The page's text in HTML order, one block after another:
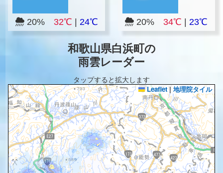
20% 32℃ 24℃ 20%34℃ |23℃
和歌山県白浜町の
雨雲レーダー
タップすると拡大します
Leaflet | 地理院タイル